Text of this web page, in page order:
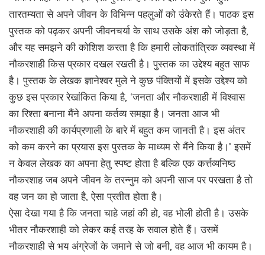
तारतम्यता से अपने जीवन के विभिन्न पहलुओं को उंकेरते हैं। पाठक इस
पुस्तक को पढ़कर अपनी जीवनचर्या के साथ उसके अंश को जोड़ता है,
और यह समझने की कोशिश करता है कि हमारी लोकतांत्रिक व्यवस्था में
नौकरशाही किस प्रकार दखल रखती है। पुस्तक का उद्देश्य बहुत साफ
है। पुस्तक के लेखक ज्ञानेश्वर मुले ने कुछ पंक्तियों में इसके उद्देश्य को
कुछ इस प्रकार रेखांकित किया है, ‘जनता और नौकरशाही में विश्वास
का रिश्ता बनाना मैंने अपना कर्तव्य समझा है। जनता आज भी
नौकरशाही की कार्यप्रणाली के बारे में बहुत कम जानती है। इस अंतर
को कम करने का प्रयास इस पुस्तक के माध्यम से मैंने किया है।’ इसमें
न केवल लेखक का अपना हेतु स्पष्ट होता है बल्कि एक कर्त्तव्यनिष्ठ
नौकरशाह जब अपने जीवन के तरन्नुम को अपनी साज पर परखता है तो
वह जन का हो जाता है, ऐसा प्रतीत होता है।
ऐसा देखा गया है कि जनता चाहे जहां की हो, वह भोली होती है। उसके
भीतर नौकरशाही को लेकर कई तरह के सवाल होते हैं। उसमें
नौकरशाही से भय अंग्रेजों के जमाने से जो बनी, वह आज भी कायम है।